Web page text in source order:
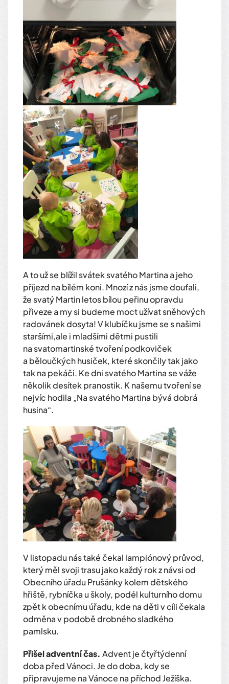
A to už se blížil svátek svatého Martina a jeho
příjezd na bílém koni. Mnozí z nás jsme doufali,
že svatý Martin letos bílou peřinu opravdu
přiveze a my si budeme moct užívat sněhových
radovánek dosyta! V klubíčku jsme se s našimi
staršími,ale i mladšími dětmi pustili
na svatomartinské tvoření podkoviček
a běloučkých husiček, které skončily tak jako
tak na pekáči. Ke dni svatého Martina se váže
několik desítek pranostik. K našemu tvoření se
nejvíc hodila „Na svatého Martina bývá dobrá
husina“.
V listopadu nás také čekal lampiónový průvod,
který měl svoji trasu jako každý rok z návsi od
Obecního úřadu Prušánky kolem dětského
hřiště, rybníčka u školy, podél kulturního domu
zpět k obecnímu úřadu, kde na děti v cíli čekala
odměna v podobě drobného sladkého
pamlsku.
Přišel adventní čas. Advent je čtyřtýdenní
doba před Vánoci. Je do doba, kdy se
připravujeme na Vánoce na příchod Ježíška.